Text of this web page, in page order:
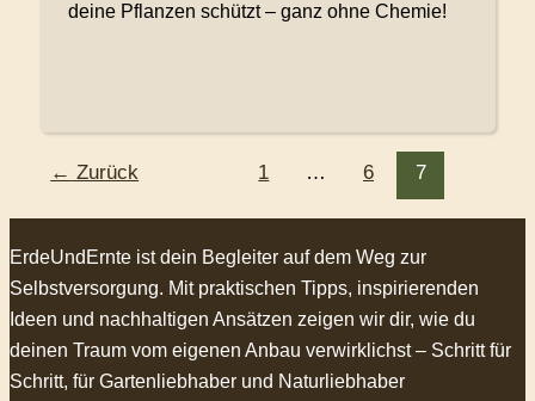
deine Pflanzen schützt – ganz ohne Chemie!
← Zurück 1 … 6 7
ErdeUndErnte ist dein Begleiter auf dem Weg zur
Selbstversorgung. Mit praktischen Tipps, inspirierenden
Ideen und nachhaltigen Ansätzen zeigen wir dir, wie du
deinen Traum vom eigenen Anbau verwirklichst – Schritt für
Schritt, für Gartenliebhaber und Naturliebhaber